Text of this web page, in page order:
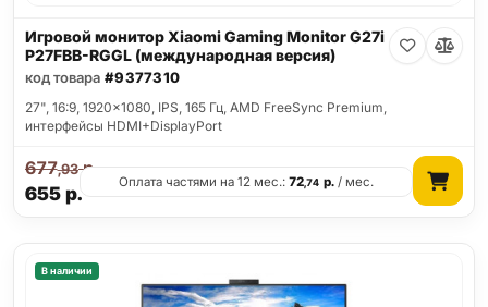
Игровой монитор Xiaomi Gaming Monitor G27i
P27FBB-RGGL (международная версия)
код товара #9377310
27", 16:9, 1920x1080, IPS, 165 Гц, AMD FreeSync Premium,
интерфейсы HDMI+DisplayPort
655р.
677,93р.
Оплата частями на 12 мес.:72,74 р./ мес.
В наличии